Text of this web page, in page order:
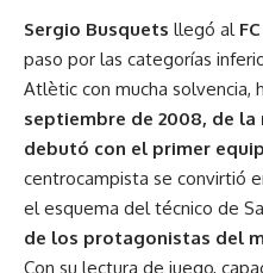
Sergio Busquets llegó al
paso por las categorías
Atlètic con mucha solvencia,
septiembre de 2008, de la
debutó con el primer
centrocampista se convirtió
el esquema del técnico de
de los protagonistas del
Con su lectura de juego,